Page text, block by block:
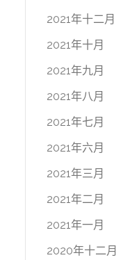
2021年十二月
2021年十月
2021年九月
2021年八月
2021年七月
2021年六月
2021年三月
2021年二月
2021年一月
2020年十二月